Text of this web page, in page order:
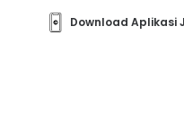
Download Aplikasi